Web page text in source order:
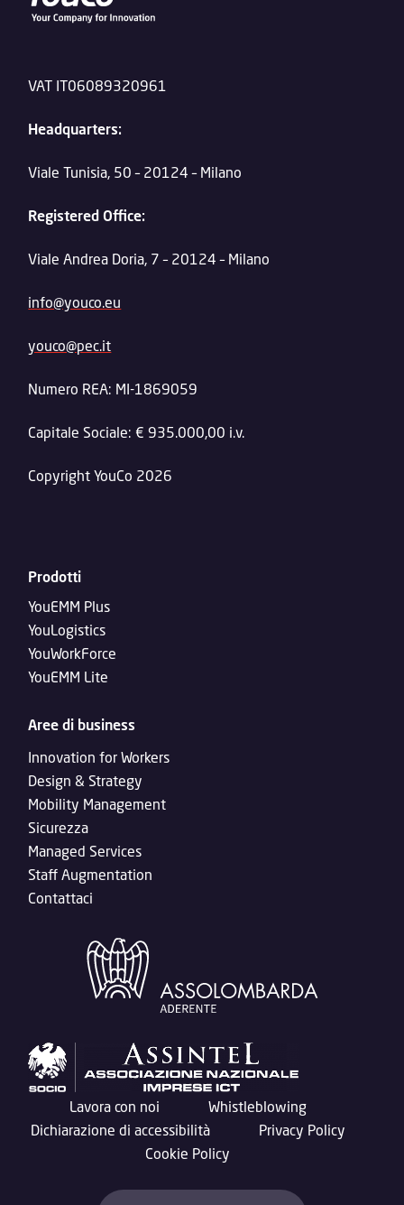
VAT IT06089320961
Headquarters:
Viale Tunisia, 50 – 20124 – Milano
Registered Office:
Viale Andrea Doria, 7 – 20124 – Milano
info@youco.eu
youco@pec.it
Numero REA: MI-1869059
Capitale Sociale: € 935.000,00 i.v.
Copyright YouCo 2026
Prodotti
YouEMM Plus
YouLogistics
YouWorkForce
YouEMM Lite
Aree di business
Innovation for Workers
Design & Strategy
Mobility Management
Sicurezza
Managed Services
Staff Augmentation
Contattaci
Lavora con noi
Whistleblowing
Dichiarazione di accessibilità
Privacy Policy
Cookie Policy